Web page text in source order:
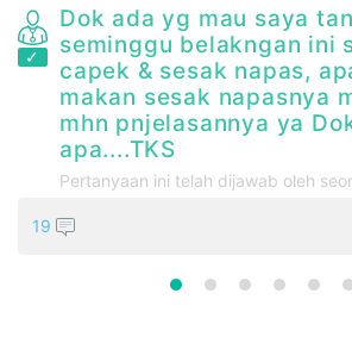
Dok ada yg mau saya
seminggu belakngan ini
capek & sesak napas,
makan sesak napasnya
mhn pnjelasannya ya
apa....TKS
Pertanyaan ini telah dijawab oleh
19